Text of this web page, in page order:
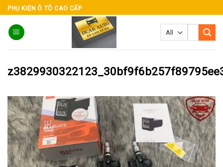
Skip
to
content
PHỤ KIỆN Ô TÔ CAO CẤP